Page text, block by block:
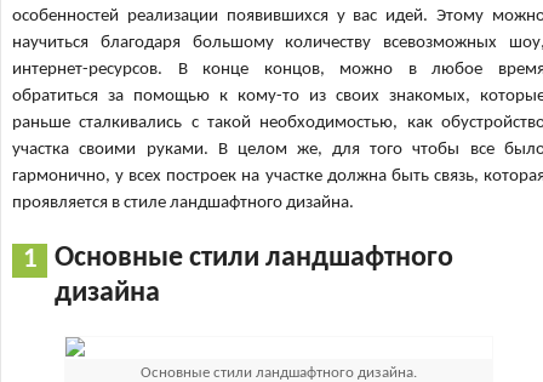
особенностей реализации появившихся у вас идей. Этому
научиться благодаря большому количеству всевозможных
интернет-ресурсов. В конце концов, можно в любое
обратиться за помощью к кому-то из своих знакомых,
раньше сталкивались с такой необходимостью, как
участка своими руками. В целом же, для того чтобы все
гармонично, у всех построек на участке должна быть связь,
проявляется в стиле ландшафтного дизайна.
Основные стили ландшафтного
дизайна
Основные стили ландшафтного дизайна.